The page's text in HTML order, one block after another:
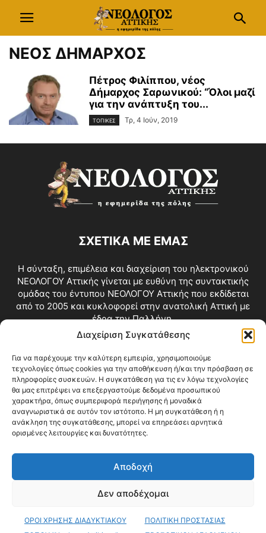
Διαχείριση Συγκατάθεσης
Για να παρέχουμε την καλύτερη εμπειρία, χρησιμοποιούμε
τεχνολογίες όπως cookies για την αποθήκευση ή/και την πρόσβαση σε
πληροφορίες συσκευών. Η συγκατάθεση για τις εν λόγω τεχνολογίες
θα μας επιτρέψει να επεξεργαστούμε δεδομένα προσωπικού
χαρακτήρα, όπως συμπεριφορά περιήγησης ή μοναδικά
αναγνωριστικά σε αυτόν τον ιστότοπο. Η μη συγκατάθεση ή η
ανάκληση της συγκατάθεσης, μπορεί να επηρεάσει αρνητικά
ορισμένες λειτουργίες και δυνατότητες.
Αποδοχή
Δεν αποδέχομαι
ΟΡΟΙ ΧΡΗΣΗΣ ΔΙΑΔΥΚΤΙΑΚΟΥ
ΠΟΛΙΤΙΚΗ ΠΡΟΣΤΑΣΙΑΣ
ΝΕΟΣ ΔΗΜΑΡΧΟΣ
Πέτρος Φιλίππου, νέος
Δήμαρχος Σαρωνικού: “Όλοι μαζί
για την ανάπτυξη του...
ΤΟΠΙΚΕΣ Τρ, 4 Ιούν, 2019
ΣΧΕΤΙΚΑ ΜΕ ΕΜΑΣ
Η σύνταξη, επιμέλεια και διαχείριση του ηλεκτρονικού
ΝΕΟΛΟΓΟΥ Αττικής γίνεται με ευθύνη της συντακτικής
ομάδας του έντυπου ΝΕΟΛΟΓΟΥ Αττικής που εκδίδεται
από το 2005 και κυκλοφορεί στην ανατολική Αττική με
έδρα την Παλλήνη.
Επικοινωνία:info@neologosattikis.gr
ΑΚΟΛΟΥΘΗΣΕ ΜΑΣ
Videos Όροι Χρήσης
© Copyright 2026 ΝΕΟΛΟΓΟΣ ΑΤΤΙΚΗΣ • All Rights Reserved •